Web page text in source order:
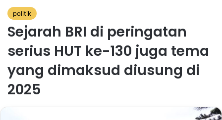
politik
Sejarah BRI di peringatan
serius HUT ke-130 juga tema
yang dimaksud diusung di
2025